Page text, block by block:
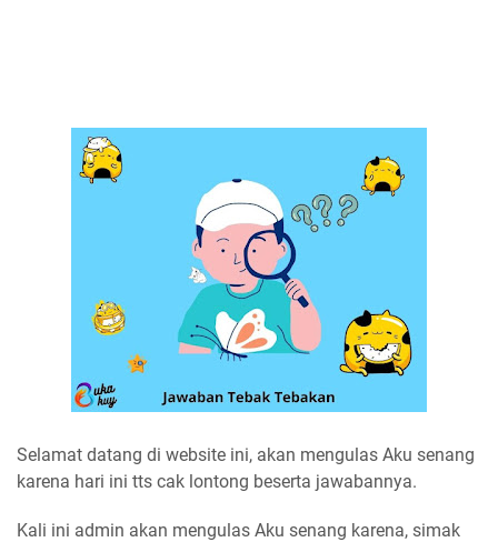
Selamat datang di website ini, akan mengulas Aku senang
karena hari ini tts cak lontong beserta jawabannya.
Kali ini admin akan mengulas Aku senang karena, simak